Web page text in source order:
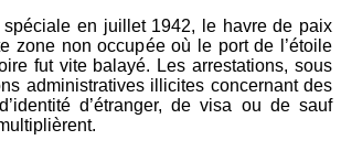
en juillet 1942, le havre de paix
zone non occupée où le port de l’étoile
fut vite balayé. Les arrestations, sous
administratives illicites concernant des
d’étranger, de visa ou de sauf